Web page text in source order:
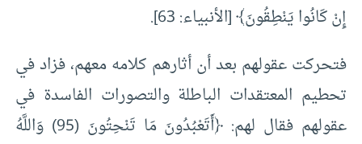
إِنْ كَانُوا يَنْطِقُونَ﴾ [الأنبياء: 63].
فتحركت عقولهم بعد أن أثارهم كلامه معهم، فزاد في
تحطيم المعتقدات الباطلة والتصورات الفاسدة في
عقولهم فقال لهم: ﴿أَتَعْبُدُونَ مَا تَنْحِتُونَ (95) وَاللَّهُ